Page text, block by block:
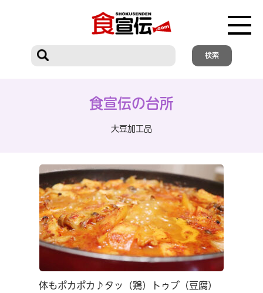
食宣伝の台所
大豆加工品
体もポカポカ♪タッ（鶏）トゥブ（豆腐）